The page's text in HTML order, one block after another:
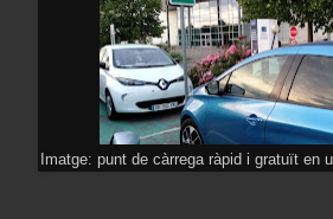
Imatge: punt de càrrega ràpid i gratuït en